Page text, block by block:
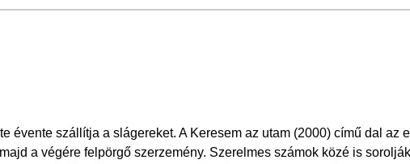
évente szállítja a slágereket. A Keresem az utam (2000) című dal az
a végére felpörgő szerzemény. Szerelmes számok közé is